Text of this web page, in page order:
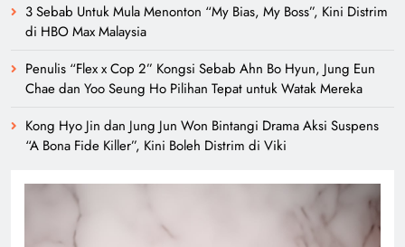
3 Sebab Untuk Mula Menonton “My Bias, My Boss”, Kini Distrim
di HBO Max Malaysia
Penulis “Flex x Cop 2” Kongsi Sebab Ahn Bo Hyun, Jung Eun
Chae dan Yoo Seung Ho Pilihan Tepat untuk Watak Mereka
Kong Hyo Jin dan Jung Jun Won Bintangi Drama Aksi Suspens
“A Bona Fide Killer”, Kini Boleh Distrim di Viki